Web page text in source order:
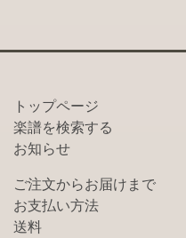
トップページ
楽譜を検索する
お知らせ
ご注文からお届けまで
お支払い方法
送料